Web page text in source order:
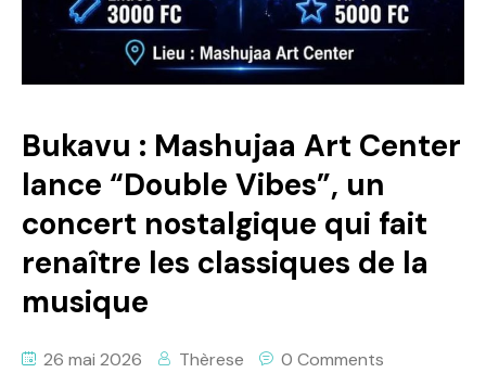
Bukavu : Mashujaa Art Center
lance “Double Vibes”, un
concert nostalgique qui fait
renaître les classiques de la
musique
26 mai 2026 Thèrese 0 Comments